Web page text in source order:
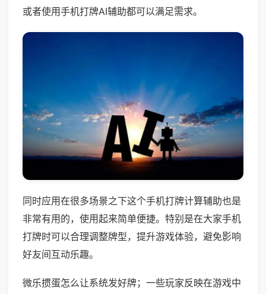
或者使用手机打牌AI辅助都可以满足需求。
同时应用在很多场景之下这个手机打牌计算辅助也是
非常有用的，使用起来简单便捷。特别是在大家手机
打牌时可以合理调整牌型，提升游戏体验，避免影响
好友间互动乐趣。
微乐掼蛋怎么让系统发好牌；一些玩家反映在游戏中